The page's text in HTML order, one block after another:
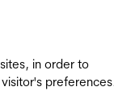
in order to